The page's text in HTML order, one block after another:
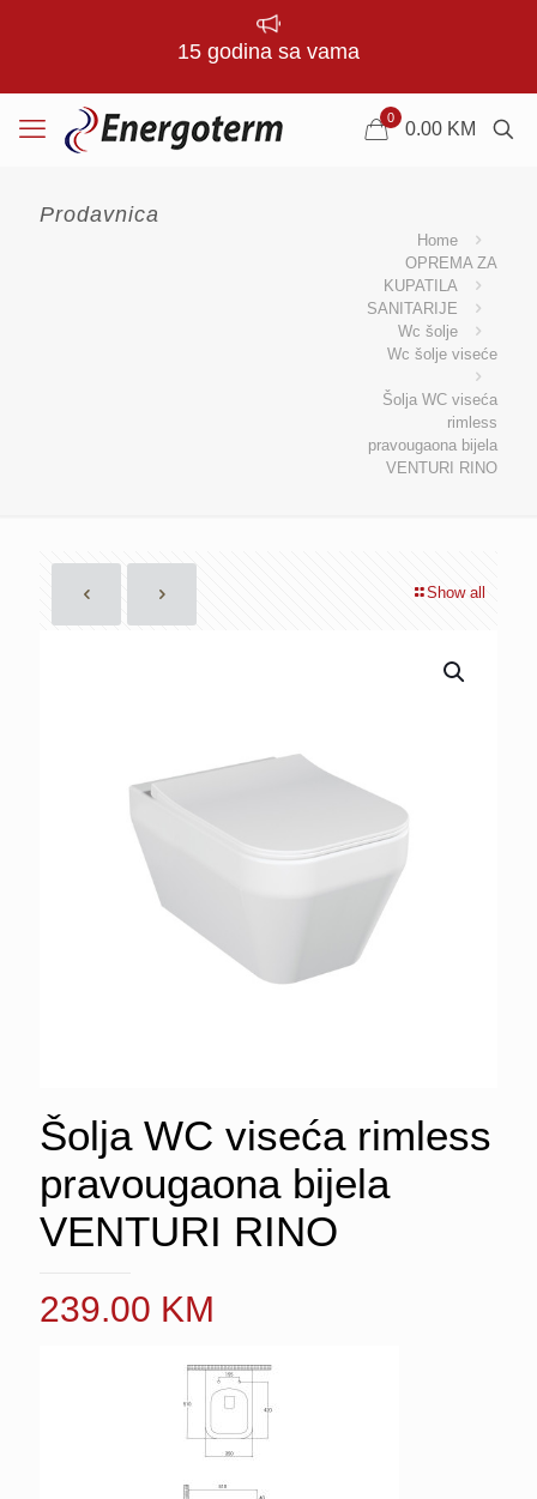
15 godina sa vama
0
0.00 KM
Prodavnica
Home
OPREMA ZA
KUPATILA
SANITARIJE
Wc šolje
Wc šolje viseće
Šolja WC viseća
rimless
pravougaona bijela
VENTURI RINO
Show all
Šolja WC viseća rimless
pravougaona bijela
VENTURI RINO
239.00 KM